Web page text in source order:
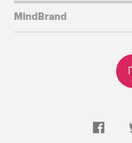
MindBrand